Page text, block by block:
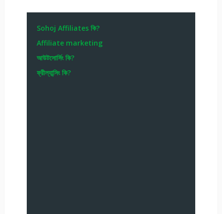
Sohoj Affiliates কি?
Affiliate marketing
আউটসোর্সিং কি?
ফ্রীল্যান্সিং কি?